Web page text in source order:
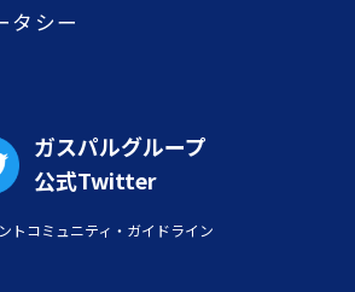
タシー
ガスパルグループ
公式Twitter
トコミュニティ・ガイドライン